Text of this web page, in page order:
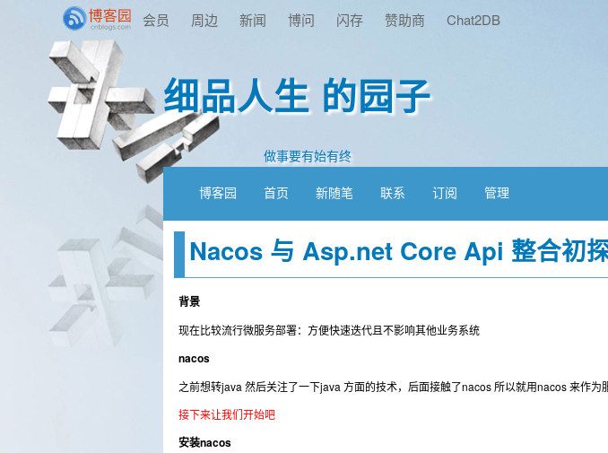
会员 周边 新闻 博问 闪存 赞助商 Chat2DB
细品人生 的园子
做事要有始有终
博客园 首页 新随笔 联系 订阅 管理
Nacos 与 Asp.net Core Api 整合初
背景
现在比较流行微服务部署：方便快速迭代且不影响其他业务系统
nacos
之前想转java 然后关注了一下java 方面的技术，后面接触了nacos 所以就用nacos 来作为
接下来让我们开始吧
安装nacos